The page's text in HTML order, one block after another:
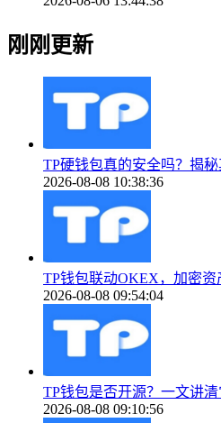
刚刚更新
TP硬钱包真的安全吗？揭
2026-08-08 10:38:36
TP钱包联动OKEX，加密
2026-08-08 09:54:04
TP钱包是否开源？一文讲
2026-08-08 09:10:56